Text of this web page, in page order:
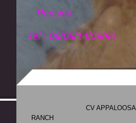
Pension
Tel : 06/08/14/09/90
CV APPALOOSA
RANCH